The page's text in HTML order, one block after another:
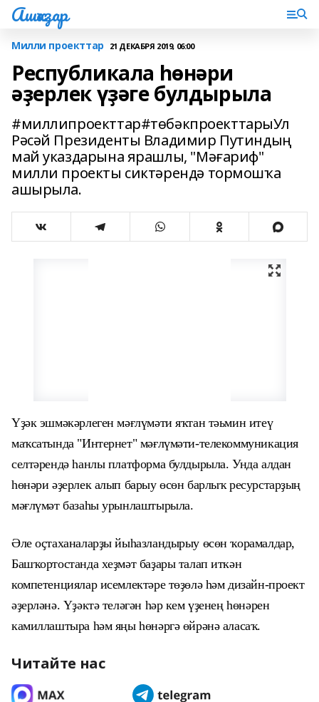
Ашҡаҙар
Милли проекттар 21 ДЕКАБРЯ 2019, 06:00
Республикала һөнәри
әҙерлек үҙәге булдырыла
#миллипроекттар#төбәкпроекттарыУл
Рәсәй Президенты Владимир Путиндың
май указдарына ярашлы, "Мәғариф"
милли проекты сиктәрендә тормошҡа
ашырыла.
Үҙәк эшмәкәрлеген мәғлүмәти яҡтан тәьмин итеү
маҡсатында "Интернет" мәғлүмәти-телекоммуникация
селтәрендә һанлы платформа булдырыла. Унда алдан
һөнәри әҙерлек алып барыу өсөн барлыҡ ресурстарҙың
мәғлүмәт базаһы урынлаштырыла.
Әле оҫтаханаларҙы йыһазландырыу өсөн ҡорамалдар,
Башҡортостанда хеҙмәт баҙары талап иткән
компетенциялар исемлектәре төҙөлә һәм дизайн-проект
әҙерләнә. Үҙәктә теләгән һәр кем үҙенең һөнәрен
камиллаштыра һәм яңы һөнәргә өйрәнә аласаҡ.
Читайте нас